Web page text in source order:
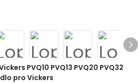
PVQ10 PVQ13 PVQ20 PVQ32
pro Vickers